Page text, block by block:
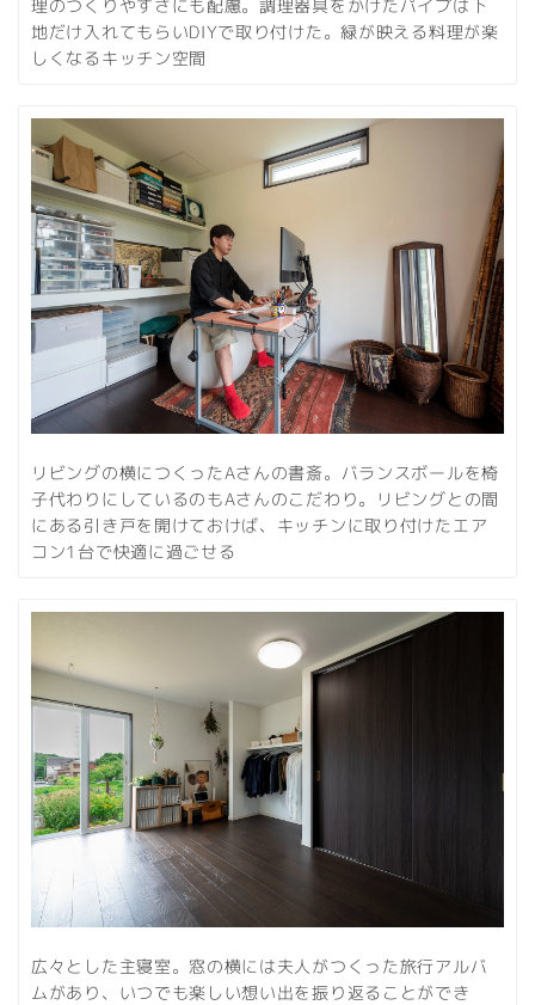
理のつくりやすさにも配慮。調理器具をかけたパイプは下
地だけ入れてもらいDIYで取り付けた。緑が映える料理が楽
しくなるキッチン空間
リビングの横につくったAさんの書斎。バランスボールを椅
子代わりにしているのもAさんのこだわり。リビングとの間
にある引き戸を開けておけば、キッチンに取り付けたエア
コン1台で快適に過ごせる
広々とした主寝室。窓の横には夫人がつくった旅行アルバ
ムがあり、いつでも楽しい想い出を振り返ることができ